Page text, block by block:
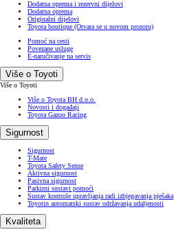
Dodatna oprema i rezervni dijelovi
Dodatna oprema
Originalni dijelovi
Toyota boutique (Otvara se u novom prozoru)
Pomoć na cesti
Povezane usluge
E-naručivanje na servis
Više o Toyoti
Više o Toyoti
Više o Toyota BH d.o.o.
Novosti i događaji
Toyota Gazoo Racing
Sigurnost
Sigurnost
T-Mate
Toyota Safety Sense
Aktivna sigurnost
Pasivna sigurnost
Parkirni sustavi pomoći
Sustav kontrole upravljanja radi izbjegavanja pješaka
Toyotin automatski sustav održavanja udaljenosti
Kvaliteta